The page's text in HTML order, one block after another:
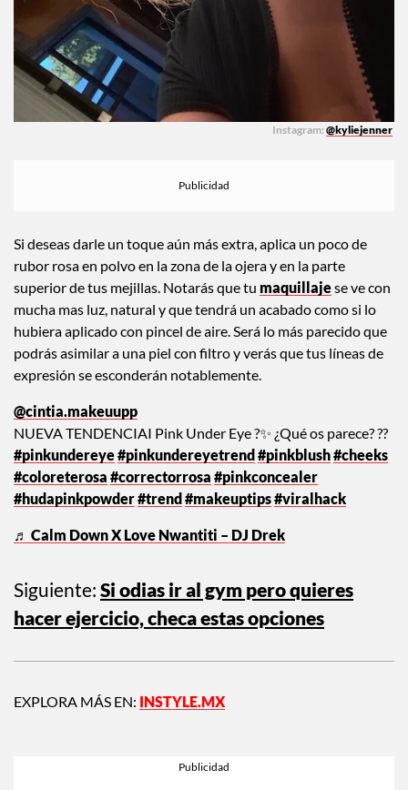
Instagram: @kyliejenner
Si deseas darle un toque aún más extra, aplica un poco de
rubor rosa en polvo en la zona de la ojera y en la parte
superior de tus mejillas. Notarás que tu maquillajese ve con
mucha mas luz, natural y que tendrá un acabado como si lo
hubiera aplicado con pincel de aire. Será lo más parecido que
podrás asimilar a una piel con filtro y verás que tus líneas de
expresión se esconderán notablemente.
@cintia.makeuupp
NUEVA TENDENCIAI Pink Under Eye ?✨ ¿Qué os parece? ??
#pinkundereye#pinkundereyetrend #pinkblush#cheeks
#coloreterosa #correctorrosa #pinkconcealer
#hudapinkpowder#trend #makeuptips#viralhack
♬ Calm Down X Love Nwantiti – DJ Drek
Siguiente: Si odias ir al gym pero quieres
hacer ejercicio, checa estas opciones
EXPLORA MÁS EN: INSTYLE.MX